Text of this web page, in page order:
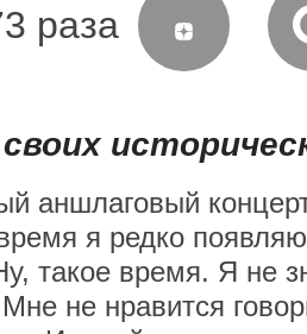
раза
аншлаговый
я редко
такое время. Я не
не нравится